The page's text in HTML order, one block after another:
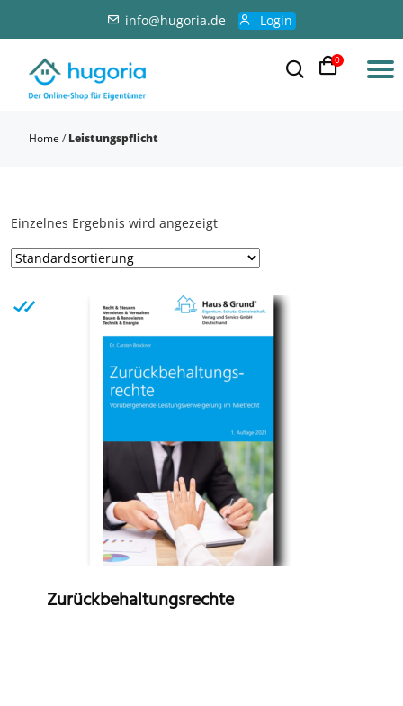
info@hugoria.de Login
0
Home / Leistungspflicht
Einzelnes Ergebnis wird angezeigt
Zurückbehaltungsrechte